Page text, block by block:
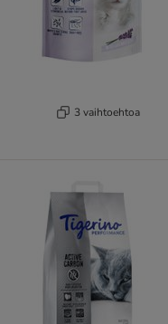
3 vaihtoehtoa